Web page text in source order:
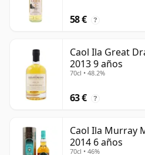
58 € ?
Caol Ila Great
2013 9 años
70cl • 48.2%
63 € ?
Caol Ila Murray
2014 6 años
70cl • 46%